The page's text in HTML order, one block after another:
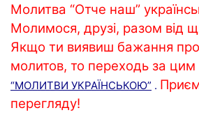
Молитва “Отче наш”
Молимося, друзі, разом від
Якщо ти виявиш бажання
молитов, то переходь за
“МОЛИТВИ УКРАЇНСЬКОЮ” .
перегляду!